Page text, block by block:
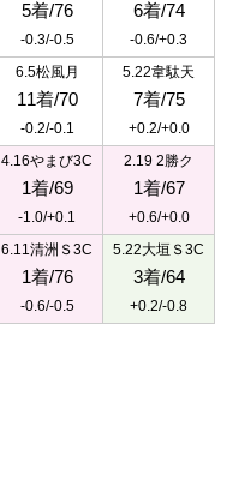
5着/76
-0.3/-0.5
6着/74
-0.6/+0.3
6.5松風月
11着/70
-0.2/-0.1
5.22韋駄天
7着/75
+0.2/+0.0
4.16やまび3C
1着/69
-1.0/+0.1
2.19 2勝ク
1着/67
+0.6/+0.0
6.11清洲Ｓ3C
1着/76
-0.6/-0.5
5.22大垣Ｓ3C
3着/64
+0.2/-0.8